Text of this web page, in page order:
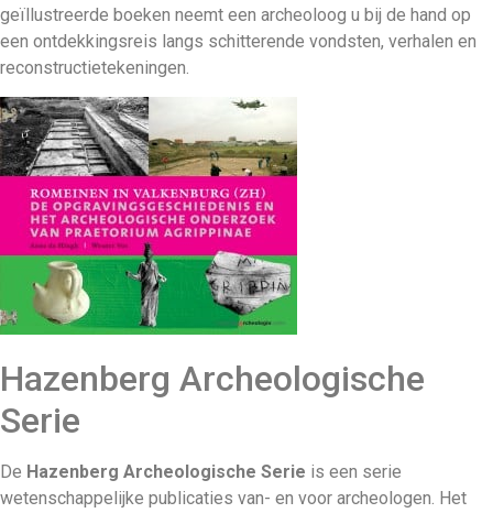
geïllustreerde boeken neemt een archeoloog u bij de hand op
een ontdekkingsreis langs schitterende vondsten, verhalen en
reconstructietekeningen.
Hazenberg Archeologische
Serie
De Hazenberg Archeologische Serie is een serie
wetenschappelijke publicaties van- en voor archeologen. Het